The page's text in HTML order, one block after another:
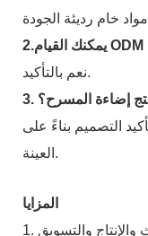
نعم بالتأكيد.
إضاءة المسرح؟
التصميم بناءً على
العينة.
المزايا
1. مؤسسة إضاءة مسرحية تجمع بين البحث والإنتاج والتسويق